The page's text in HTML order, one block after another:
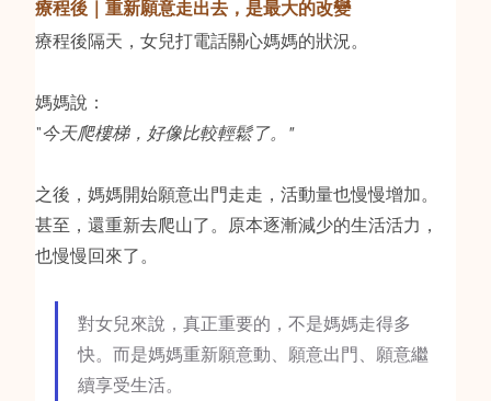
療程後｜重新願意走出去，是最大的改變
療程後隔天，女兒打電話關心媽媽的狀況。
媽媽說：
"今天爬樓梯，好像比較輕鬆了。"
之後，媽媽開始願意出門走走，活動量也慢慢增加。
甚至，還重新去爬山了。原本逐漸減少的生活活力，
也慢慢回來了。
對女兒來說，真正重要的，不是媽媽走得多
快。而是媽媽重新願意動、願意出門、願意繼
續享受生活。